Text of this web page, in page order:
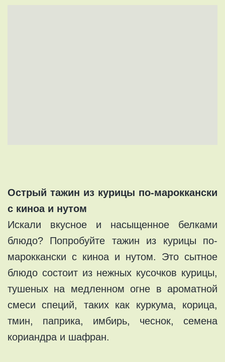
Острый тажин из курицы по-мароккански
с киноа и нутом
Искали вкусное и насыщенное белками
блюдо? Попробуйте тажин из курицы по-
мароккански с киноа и нутом. Это сытное
блюдо состоит из нежных кусочков курицы,
тушеных на медленном огне в ароматной
смеси специй, таких как куркума, корица,
тмин, паприка, имбирь, чеснок, семена
кориандра и шафран.